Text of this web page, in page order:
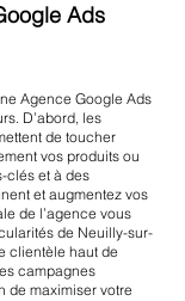
Ads
Agence Google Ads
D’abord, les
de toucher
vos produits ou
clés et à des
et augmentez vos
de l’agence vous
de Neuilly-sur-
clientèle haut de
campagnes
de maximiser votre